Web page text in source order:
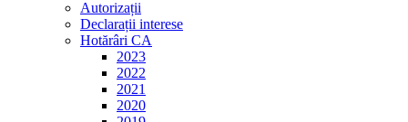
Autorizații
Declarații interese
Hotărâri CA
2023
2022
2021
2020